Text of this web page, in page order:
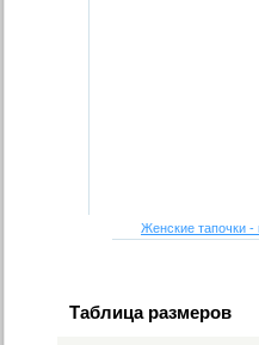
Женские тапочки
Таблица размеров